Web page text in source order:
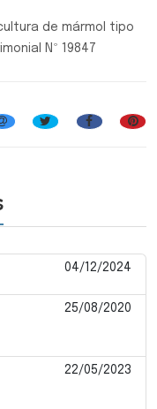
de mármol tipo
Nº 19847
04/12/2024
25/08/2020
22/05/2023